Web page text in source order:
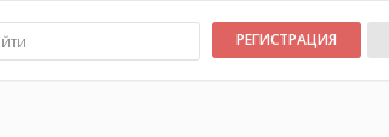
РЕГИСТРАЦИЯ